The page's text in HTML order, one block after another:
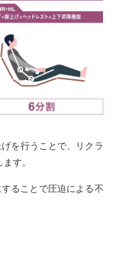
を行うことで、リクラ
す。
ることで圧迫による不